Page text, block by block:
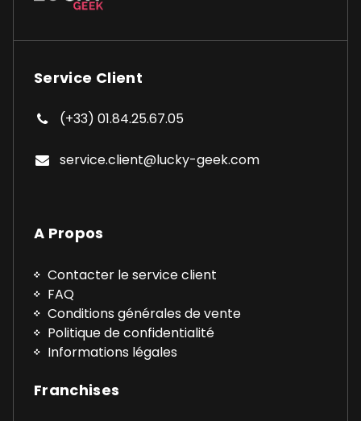
Service Client
(+33) 01.84.25.67.05
service.client@lucky-geek.com
A Propos
Contacter le service client
FAQ
Conditions générales de vente
Politique de confidentialité
Informations légales
Franchises